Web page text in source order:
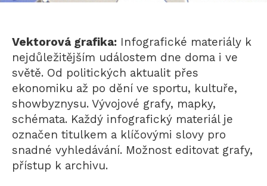
Vektorová grafika: Infografické materiály k
nejdůležitějším událostem dne doma i ve
světě. Od politických aktualit přes
ekonomiku až po dění ve sportu, kultuře,
showbyznysu. Vývojové grafy, mapky,
schémata. Každý infografický materiál je
označen titulkem a klíčovými slovy pro
snadné vyhledávání. Možnost editovat grafy,
přístup k archivu.